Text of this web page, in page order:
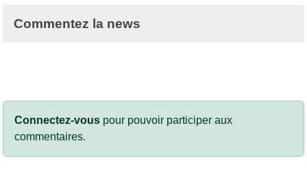
Commentez la news
Connectez-vous pour pouvoir participer aux
commentaires.